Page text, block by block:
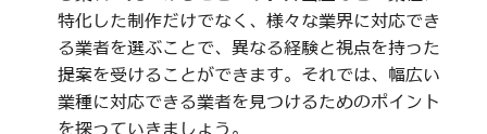
特化した制作だけでなく、様々な業界に対応でき
る業者を選ぶことで、異なる経験と視点を持った
提案を受けることができます。それでは、幅広い
業種に対応できる業者を見つけるためのポイント
を探っていきましょう。